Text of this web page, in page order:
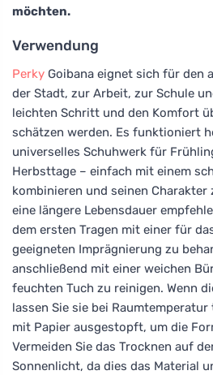
möchten.
Verwendung
Perky Goibana eignet sich für den
der Stadt, zur Arbeit, zur Schule
leichten Schritt und den Komfort
schätzen werden. Es funktioniert
universelles Schuhwerk für
Herbsttage – einfach mit einem
kombinieren und seinen
eine längere Lebensdauer
dem ersten Tragen mit einer für
geeigneten Imprägnierung zu
anschließend mit einer weichen
feuchten Tuch zu reinigen. Wenn
lassen Sie sie bei
mit Papier ausgestopft, um die
Vermeiden Sie das Trocknen auf
Sonnenlicht, da dies das Material